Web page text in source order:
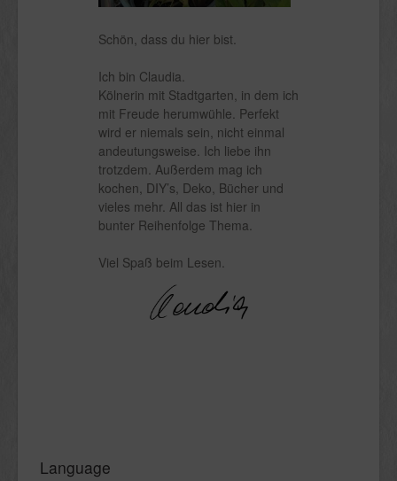
Schön, dass du hier bist.
Ich bin Claudia.
Kölnerin mit Stadtgarten, in dem ich
mit Freude herumwühle. Perfekt
wird er niemals sein, nicht einmal
andeutungsweise. Ich liebe ihn
trotzdem. Außerdem mag ich
kochen, DIY’s, Deko, Bücher und
vieles mehr. All das ist hier in
bunter Reihenfolge Thema.
Viel Spaß beim Lesen.
Language